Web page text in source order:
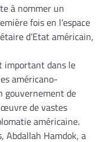
à nommer un
fois en l’espace
d’Etat américain,
important dans le
américano-
gouvernement de
de vastes
américaine.
Abdallah Hamdok, a